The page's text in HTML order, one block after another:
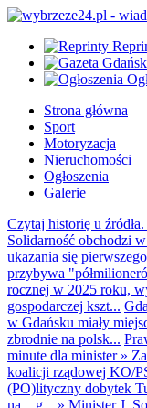
Strona główna
Sport
Motoryzacja
Nieruchomości
Ogłoszenia
Galerie
Czytaj historię u
Solidarność obchodzi
ukazania się
przybywa
rocznej w 2025 roku,
gospodarczej kszt...
w Gdańsku miały
zbrodnie na polsk...
minute dla minister»
koalicji rządowej KO/
(PO)lityczny dobytek
na... g... » Minister J.